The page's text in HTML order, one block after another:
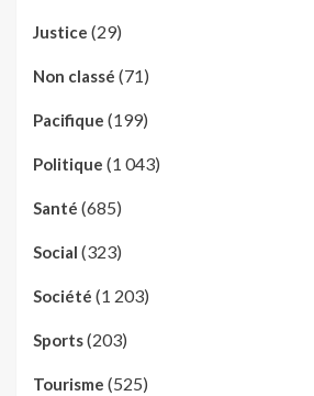
Justice (29)
Non classé (71)
Pacifique (199)
Politique (1 043)
Santé (685)
Social (323)
Société (1 203)
Sports(203)
Tourisme (525)